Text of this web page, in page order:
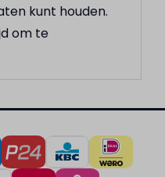
kunt houden.
om te